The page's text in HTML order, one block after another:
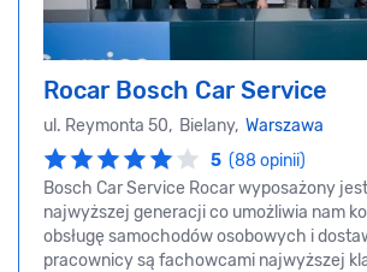
Rocar Bosch Car Service
ul. Reymonta 50, Bielany, Warszawa
5 (88 opinii)
Bosch Car Service Rocar wyposażony
najwyższej generacji co umożliwia nam
obsługę samochodów osobowych i
pracownicy są fachowcami najwyższej